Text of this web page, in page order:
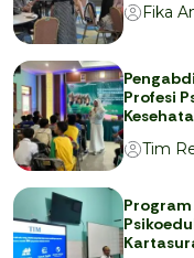
Fika
Profesi
Tim
Program